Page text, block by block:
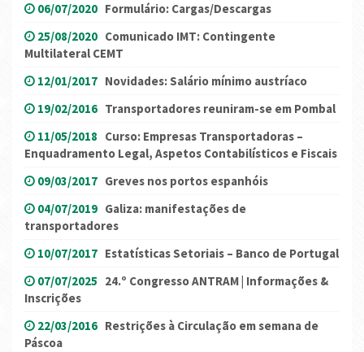
06/07/2020 Formulário: Cargas/Descargas
25/08/2020 Comunicado IMT: Contingente
Multilateral CEMT
12/01/2017 Novidades: Salário mínimo austríaco
19/02/2016 Transportadores reuniram-se em Pombal
11/05/2018 Curso: Empresas Transportadoras –
Enquadramento Legal, Aspetos Contabilísticos e Fiscais
09/03/2017 Greves nos portos espanhóis
04/07/2019 Galiza: manifestações de
transportadores
10/07/2017 Estatísticas Setoriais – Banco de Portugal
07/07/2025 24.º Congresso ANTRAM | Informações &
Inscrições
22/03/2016 Restrições à Circulação em semana de
Páscoa